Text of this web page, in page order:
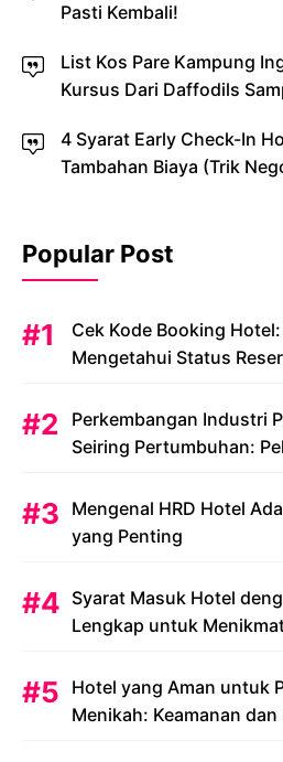
Pasti Kembali!
List Kos Pare Kampung
Kursus Dari Daffodils
4 Syarat Early Check-In
Tambahan Biaya (Trik
Popular Post
Cek Kode Booking
Mengetahui Status
Perkembangan Industri
Seiring Pertumbuhan:
Mengenal HRD Hotel
yang Penting
Syarat Masuk Hotel
Lengkap untuk
Hotel yang Aman untuk
Menikah: Keamanan